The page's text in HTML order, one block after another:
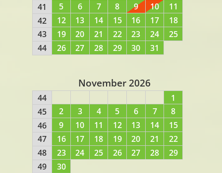
41
42
43
44
5
6 7 8 9 10
11
12
13 14 15 16 17
18
19
20 21 22 23 24
25
26
27 28 29 30 31
November 2026
44
45
46
47
48
49
1
2
3 4 5 6 7
8
9
10 11 12 13 14
15
16
17 18 19 20 21
22
23
24 25 26 27 28
29
30